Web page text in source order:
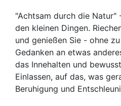
"Achtsam durch die Natur"
den kleinen Dingen.
und genießen Sie - ohne
Gedanken an etwas
das Innehalten und
Einlassen, auf das, was
Beruhigung und